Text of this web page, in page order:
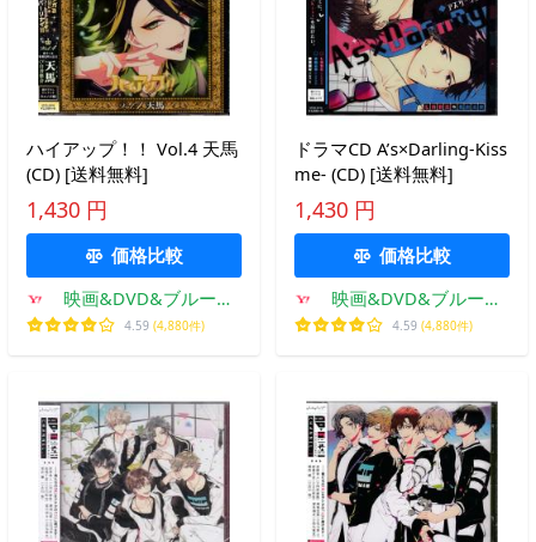
ハイアップ！！ Vol.4 天馬
(CD) [送料無料]
1,430 円
価格比較
映画&DVD&ブルーレ
イならSORA
4.59 (4,880件)
ドラマCD A’s×Darling-Kiss
me- (CD) [送料無料]
1,430 円
価格比較
映画&DVD&ブルーレ
イならSORA
4.59 (4,880件)